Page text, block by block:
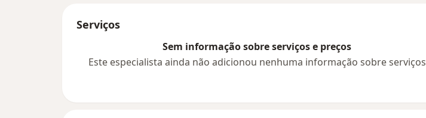
Serviços
Sem informação sobre serviços e preços
Este especialista ainda não adicionou nenhuma informação sobre serviços